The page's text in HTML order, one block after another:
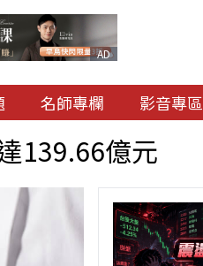
AD
名師專欄 影音專區
139.66億元